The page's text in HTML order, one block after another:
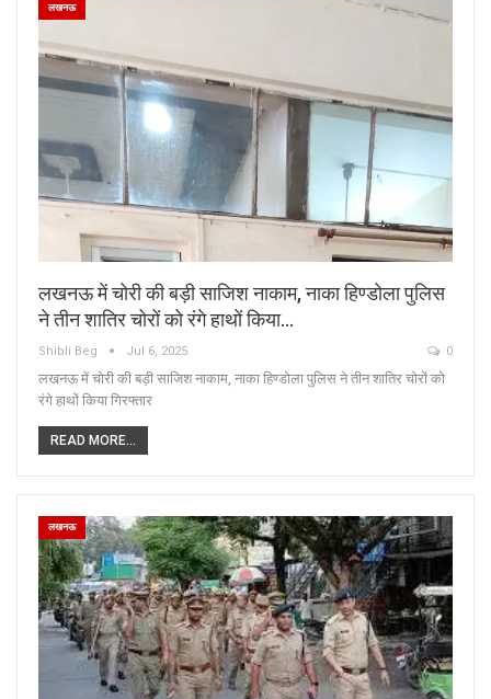
लखनऊ
लखनऊ में चोरी की बड़ी साजिश नाकाम, नाका हिण्डोला पुलिस
ने तीन शातिर चोरों को रंगे हाथों किया…
Shibli Beg Jul 6, 2025 0
लखनऊ में चोरी की बड़ी साजिश नाकाम, नाका हिण्डोला पुलिस ने तीन शातिर चोरों को
रंगे हाथों किया गिरफ्तार
READ MORE...
लखनऊ